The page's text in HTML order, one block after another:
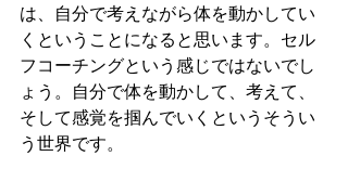
は、自分で考えながら体を動かしてい
くということになると思います。セル
フコーチングという感じではないでし
ょう。自分で体を動かして、考えて、
そして感覚を掴んでいくというそうい
う世界です。